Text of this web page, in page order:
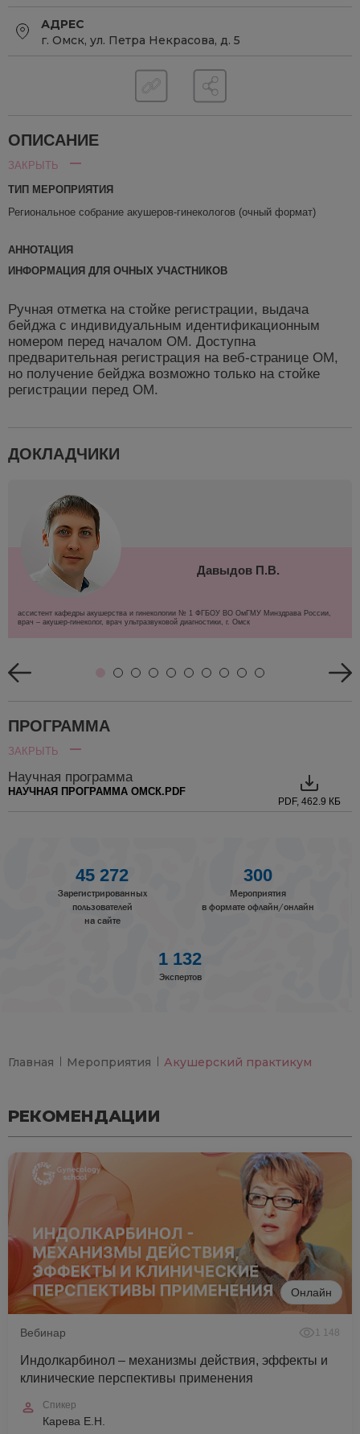
АДРЕС
г. Омск, ул. Петра Некрасова, д. 5
ОПИСАНИЕ
ЗАКРЫТЬ
ТИП МЕРОПРИЯТИЯ
Региональное собрание акушеров-гинекологов (очный формат)
АННОТАЦИЯ
ИНФОРМАЦИЯ ДЛЯ ОЧНЫХ УЧАСТНИКОВ
Ручная отметка на стойке регистрации, выдача
бейджа с индивидуальным идентификационным
номером перед началом ОМ. Доступна
предварительная регистрация на веб-странице ОМ,
но получение бейджа возможно только на стойке
регистрации перед ОМ.
ДОКЛАДЧИКИ
Давыдов П.В.
ассистент кафедры акушерства и гинекологии № 1 ФГБОУ ВО ОмГМУ Минздрава России,
врач – акушер-гинеколог, врач ультразвуковой диагностики, г. Омск
ПРОГРАММА
ЗАКРЫТЬ
Научная программа
НАУЧНАЯ ПРОГРАММА ОМСК.PDF
PDF, 462.9 КБ
45 272
Зарегистрированных
пользователей
на сайте
300
Мероприятия
в формате офлайн/онлайн
1 132
Экспертов
Главная Мероприятия Акушерский практикум
РЕКОМЕНДАЦИИ
Онлайн
Вебинар 1 148
Индолкарбинол – механизмы действия, эффекты и
клинические перспективы применения
Спикер
Карева Е.Н.